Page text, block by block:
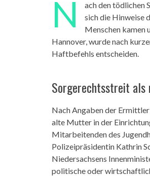
N
ach den tödlichen
sich die Hinweise
Menschen kamen
Hannover, wurde nach
Haftbefehls entscheiden.
Sorgerechtsstreit als
Nach Angaben der
alte Mutter in der
Mitarbeitenden des
Polizeipräsidentin Kathrin
Niedersachsens
politische oder